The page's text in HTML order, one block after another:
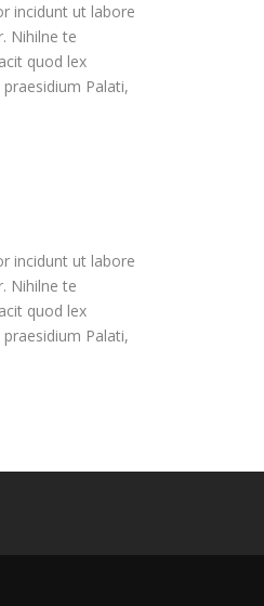
incidunt ut labore
Nihilne te
quod lex
Palati,
incidunt ut labore
Nihilne te
quod lex
Palati,